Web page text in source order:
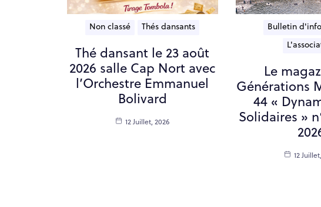
Non classé Thés dansants
Thé dansant le 23 août
2026 salle Cap Nort avec
l’Orchestre Emmanuel
Bolivard
12 Juillet, 2026
Bulletin
Le
Générations
44 «
Solidaires »
12